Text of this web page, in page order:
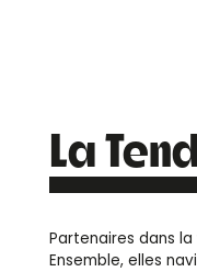
La
Partenaires dans
Ensemble, elles